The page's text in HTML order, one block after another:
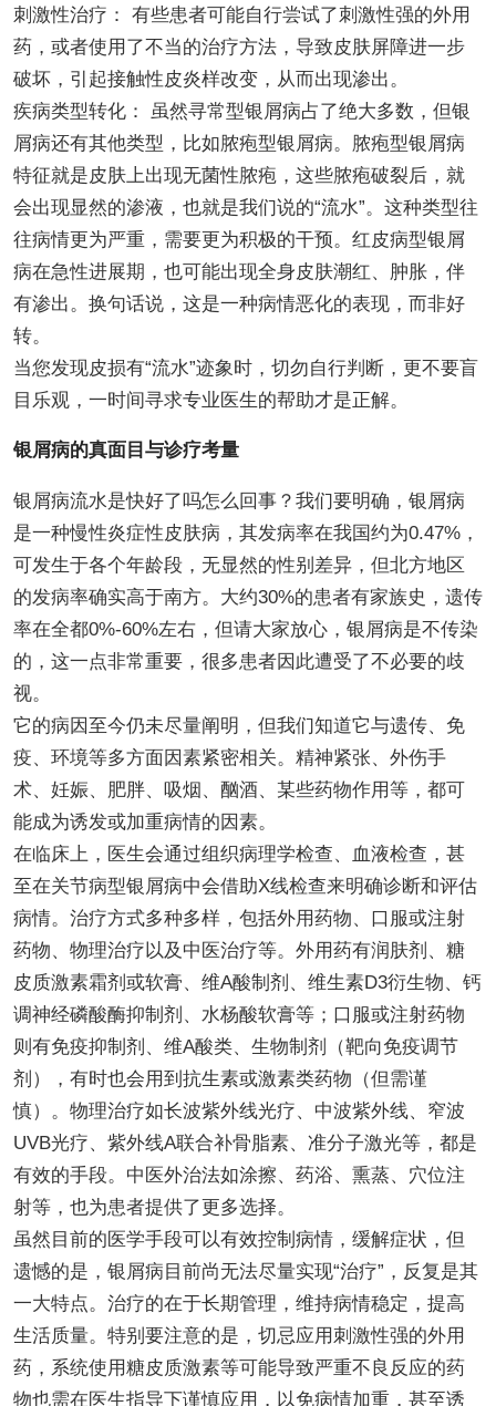
刺激性治疗： 有些患者可能自行尝试了刺激性强的外用
药，或者使用了不当的治疗方法，导致皮肤屏障进一步
破坏，引起接触性皮炎样改变，从而出现渗出。
疾病类型转化： 虽然寻常型银屑病占了绝大多数，但银
屑病还有其他类型，比如脓疱型银屑病。脓疱型银屑病
特征就是皮肤上出现无菌性脓疱，这些脓疱破裂后，就
会出现显然的渗液，也就是我们说的“流水”。这种类型往
往病情更为严重，需要更为积极的干预。红皮病型银屑
病在急性进展期，也可能出现全身皮肤潮红、肿胀，伴
有渗出。换句话说，这是一种病情恶化的表现，而非好
转。
当您发现皮损有“流水”迹象时，切勿自行判断，更不要盲
目乐观，一时间寻求专业医生的帮助才是正解。
银屑病的真面目与诊疗考量
银屑病流水是快好了吗怎么回事？我们要明确，银屑病
是一种慢性炎症性皮肤病，其发病率在我国约为0.47%，
可发生于各个年龄段，无显然的性别差异，但北方地区
的发病率确实高于南方。大约30%的患者有家族史，遗传
率在全都0%-60%左右，但请大家放心，银屑病是不传染
的，这一点非常重要，很多患者因此遭受了不必要的歧
视。
它的病因至今仍未尽量阐明，但我们知道它与遗传、免
疫、环境等多方面因素紧密相关。精神紧张、外伤手
术、妊娠、肥胖、吸烟、酗酒、某些药物作用等，都可
能成为诱发或加重病情的因素。
在临床上，医生会通过组织病理学检查、血液检查，甚
至在关节病型银屑病中会借助X线检查来明确诊断和评估
病情。治疗方式多种多样，包括外用药物、口服或注射
药物、物理治疗以及中医治疗等。外用药有润肤剂、糖
皮质激素霜剂或软膏、维A酸制剂、维生素D3衍生物、钙
调神经磷酸酶抑制剂、水杨酸软膏等；口服或注射药物
则有免疫抑制剂、维A酸类、生物制剂（靶向免疫调节
剂），有时也会用到抗生素或激素类药物（但需谨
慎）。物理治疗如长波紫外线光疗、中波紫外线、窄波
UVB光疗、紫外线A联合补骨脂素、准分子激光等，都是
有效的手段。中医外治法如涂擦、药浴、熏蒸、穴位注
射等，也为患者提供了更多选择。
虽然目前的医学手段可以有效控制病情，缓解症状，但
遗憾的是，银屑病目前尚无法尽量实现“治疗”，反复是其
一大特点。治疗的在于长期管理，维持病情稳定，提高
生活质量。特别要注意的是，切忌应用刺激性强的外用
药，系统使用糖皮质激素等可能导致严重不良反应的药
物也需在医生指导下谨慎应用，以免病情加重，甚至诱